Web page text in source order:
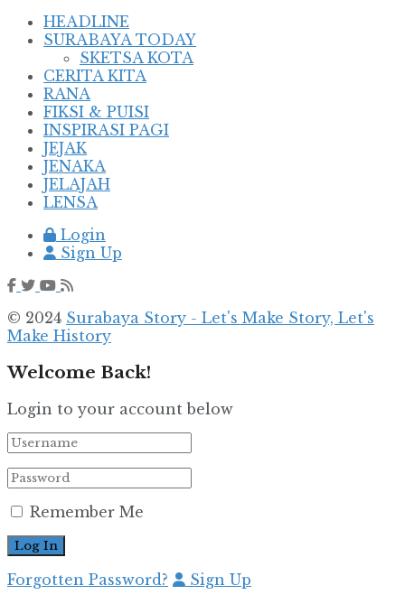
HEADLINE
SURABAYA TODAY
SKETSA KOTA
CERITA KITA
RANA
FIKSI & PUISI
INSPIRASI PAGI
JEJAK
JENAKA
JELAJAH
LENSA
Login
Sign Up
© 2024 Surabaya Story - Let's Make Story, Let's
Make History
Welcome Back!
Login to your account below
Remember Me
Forgotten Password? Sign Up